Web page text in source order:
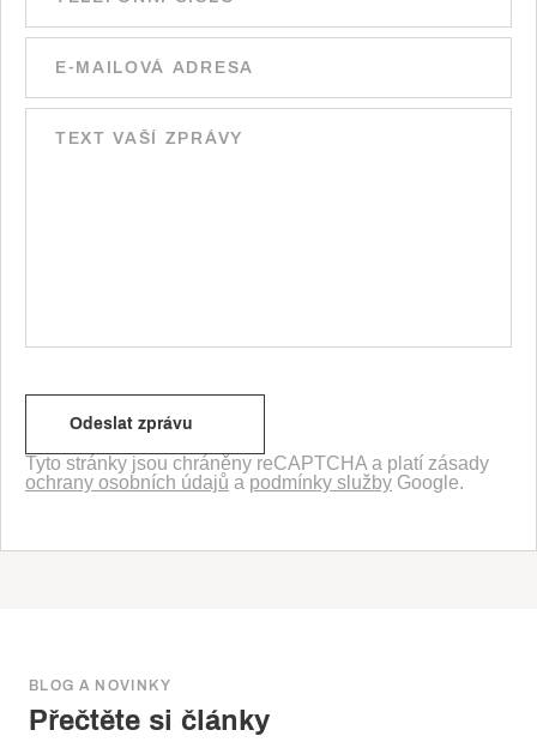
Tyto stránky jsou chráněny reCAPTCHA a platí zásady
ochrany osobních údajů a podmínky služby Google.
BLOG A NOVINKY
Přečtěte si články